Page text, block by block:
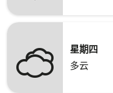
星期四
多云